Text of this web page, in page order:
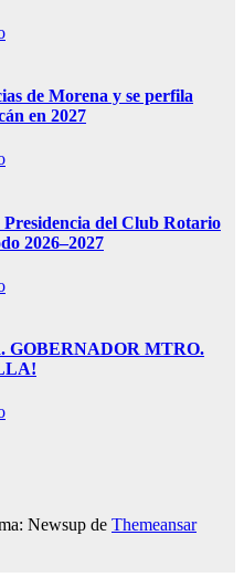
de Morena y se perfila
en 2027
Presidencia del Club Rotario
2026–2027
GOBERNADOR MTRO.
Newsup de Themeansar